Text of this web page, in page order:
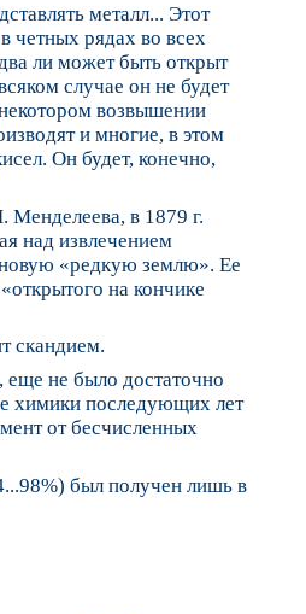
металл... Этот
четных рядах во всех
ли может быть открыт
случае он не будет
возвышении
и многие, в этом
Он будет, конечно,
в 1879 г.
над извлечением
новую «редкую землю». Ее
на кончике
скандием.
не было достаточно
химики последующих лет
от бесчисленных
был получен лишь в